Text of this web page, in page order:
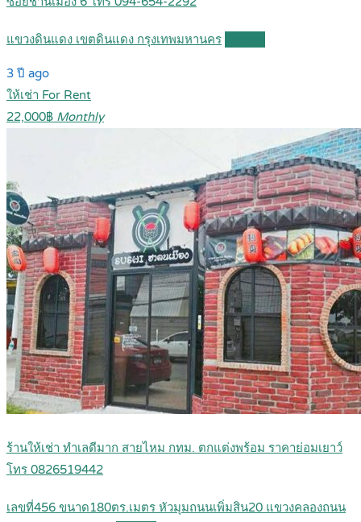
แขวงดินแดง เขตดินแดง กรุงเทพมหานคร
3 ปี ago
ให้เช่า For Rent
22,000฿ Monthly
ร้านให้เช่า ทำเลดีมาก สายไหม กทม. ตกแต่งพร้อม ราคาย่อมเยาว์
โทร 0826519442
เลขที่456 ขนาด180ตร.เมตร หัวมุมถนนเพิ่มสิน20 แขวงคลองถนน